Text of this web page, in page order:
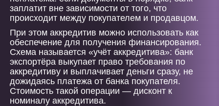
заплатит вне зависимости от того, что
происходит между покупателем и продавцом.
При этом аккредитив можно использовать как
обеспечение для получения финансирования.
Схема называется «учёт аккредитива»: банк
экспортёра выкупает право требования по
аккредитиву и выплачивает деньги сразу, не
дожидаясь платежа от банка покупателя.
Стоимость такой операции — дисконт к
номиналу аккредитива.